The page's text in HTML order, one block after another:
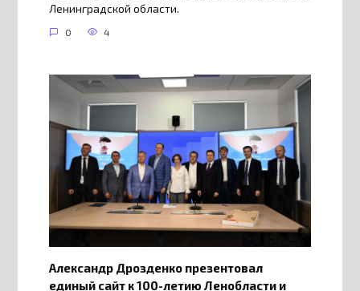
Ленинградской области.
0 4
Александр Дрозденко презентовал
единый сайт к 100-летию Ленобласти и